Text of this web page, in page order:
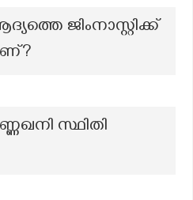
ജിംനാസ്റ്റിക്ക്
സ്ഥിതി